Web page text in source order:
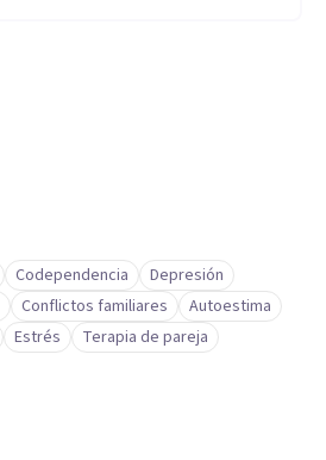
Codependencia
Depresión
Conflictos familiares
Autoestima
Estrés Terapia de pareja